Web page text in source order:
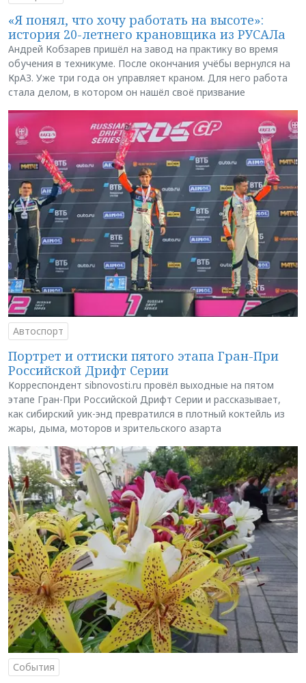
«Я понял, что хочу работать на высоте»:
история 20-летнего крановщика из РУСАЛа
Андрей Кобзарев пришёл на завод на практику во время
обучения в техникуме. После окончания учёбы вернулся на
КрАЗ. Уже три года он управляет краном. Для него работа
стала делом, в котором он нашёл своё призвание
Автоспорт
Портрет и оттиски пятого этапа Гран-При
Российской Дрифт Серии
Корреспондент sibnovosti.ru провёл выходные на пятом
этапе Гран-При Российской Дрифт Серии и рассказывает,
как сибирский уик-энд превратился в плотный коктейль из
жары, дыма, моторов и зрительского азарта
События